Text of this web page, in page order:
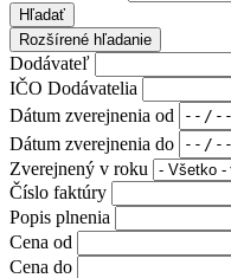
Hľadať
Rozšírené hľadanie
Dodávateľ
IČO Dodávatelia
Dátum zverejnenia od
Dátum zverejnenia do
Zverejnený v roku
Číslo faktúry
Popis plnenia
Cena od
Cena do